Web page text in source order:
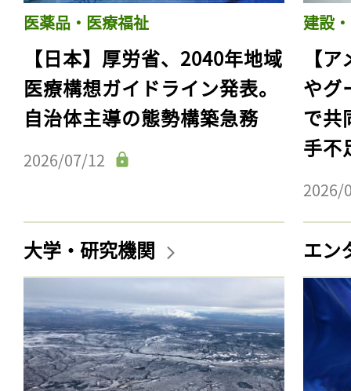
医薬品・医療福祉
【日本】厚労省、2040年地域
医療構想ガイドライン発表。
自治体主導の態勢構築急務
2026/07/12
建設
【
やグ
で共
手不
2026/
大学・研究機関 エン